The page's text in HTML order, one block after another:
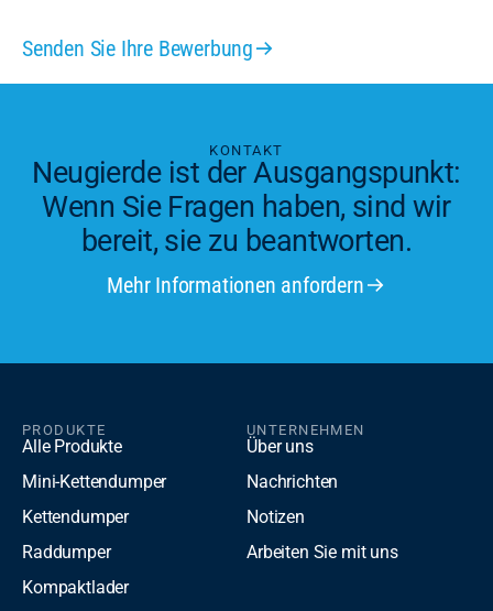
Senden Sie Ihre Bewerbung
KONTAKT
Neugierde ist der Ausgangspunkt:
Wenn Sie Fragen haben, sind wir
bereit, sie zu beantworten.
Mehr Informationen anfordern
PRODUKTE
Alle Produkte
Mini-Kettendumper
Kettendumper
Raddumper
Kompaktlader
UNTERNEHMEN
Über uns
Nachrichten
Notizen
Arbeiten Sie mit uns